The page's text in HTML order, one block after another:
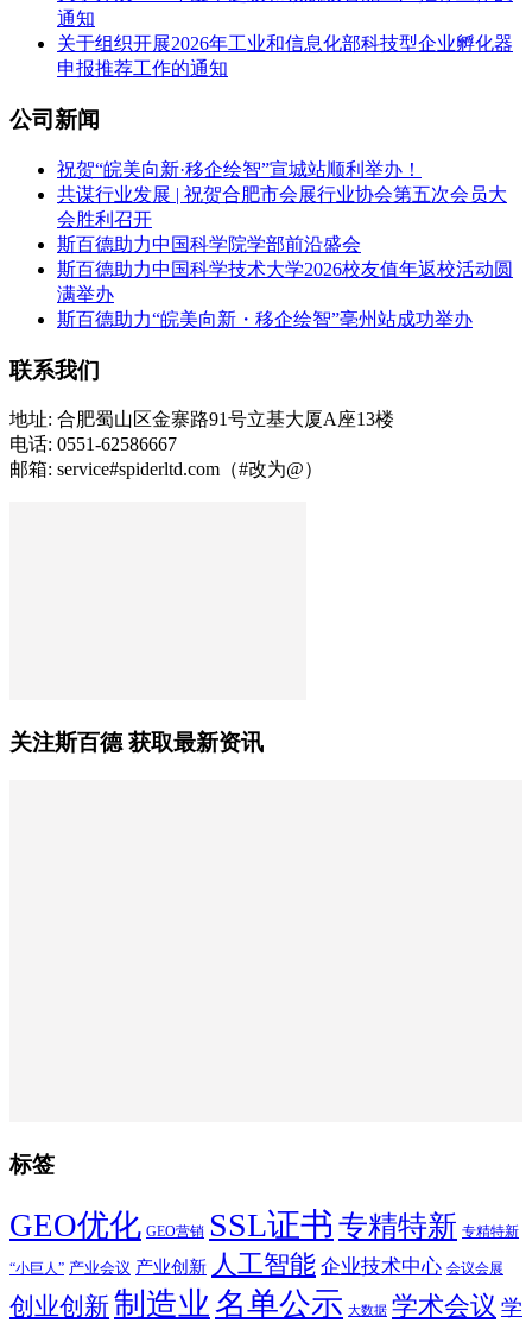
通知
关于组织开展2026年工业和信息化部科技型企业孵化器
申报推荐工作的通知
公司新闻
祝贺“皖美向新·移企绘智”宣城站顺利举办！
共谋行业发展 | 祝贺合肥市会展行业协会第五次会员大
会胜利召开
斯百德助力中国科学院学部前沿盛会
斯百德助力中国科学技术大学2026校友值年返校活动圆
满举办
斯百德助力“皖美向新・移企绘智”亳州站成功举办
联系我们
地址: 合肥蜀山区金寨路91号立基大厦A座13楼
电话: 0551-62586667
邮箱: service#spiderltd.com（#改为@）
关注斯百德 获取最新资讯
标签
GEO优化 GEO营销 SSL证书 专精特新 专精特新
“小巨人” 产业会议 产业创新 人工智能 企业技术中心 会议会展
创业创新制造业 名单公示 大数据 学术会议 学